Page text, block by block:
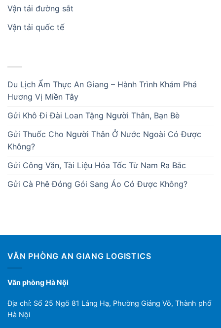
Vận tải đường sắt
Vận tải quốc tế
Du Lịch Ẩm Thực An Giang – Hành Trình Khám Phá
Hương Vị Miền Tây
Gửi Khô Đi Đài Loan Tặng Người Thân, Bạn Bè
Gửi Thuốc Cho Người Thân Ở Nước Ngoài Có Được
Không?
Gửi Công Văn, Tài Liệu Hỏa Tốc Từ Nam Ra Bắc
Gửi Cà Phê Đóng Gói Sang Áo Có Được Không?
VĂN PHÒNG AN GIANG LOGISTICS
Văn phòng Hà Nội
Địa chỉ: Số 25 Ngõ 81 Láng Hạ, Phường Giảng Võ, Thành phố
Hà Nội